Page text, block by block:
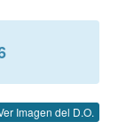
Imagen del D.O.